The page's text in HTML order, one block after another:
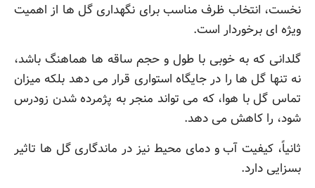
نخست، انتخاب ظرف مناسب برای نگهداری گل ها از اهمیت
ویژه ای برخوردار است.
گلدانی که به خوبی با طول و حجم ساقه ها هماهنگ باشد،
نه تنها گل ها را در جایگاه استواری قرار می دهد بلکه میزان
تماس گل با هوا، که می تواند منجر به پژمرده شدن زودرس
شود، را کاهش می دهد.
ثانیاً، کیفیت آب و دمای محیط نیز در ماندگاری گل ها تاثیر
بسزایی دارد.